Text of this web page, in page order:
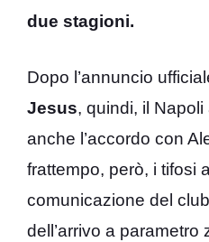
due stagioni.
Dopo l’annuncio
Jesus, quindi, il
anche l’accordo con
frattempo, però, i tifosi
comunicazione del
dell’arrivo a parametro